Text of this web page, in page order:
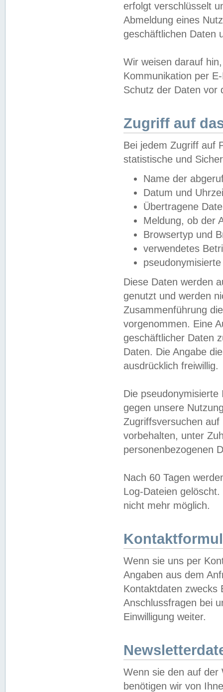
erfolgt verschlüsselt
Abmeldung eines
geschäftlichen Daten
Wir weisen darauf
Kommunikation per
Schutz der Daten vor
Zugriff auf
Bei jedem Zugriff auf
statistische und
Name der
Datum und
Übertragene
Meldung, ob der
Browsertyp und
verwendetes
Diese Daten werden
genutzt und werden
Zusammenführung
vorgenommen. Eine
geschäftlicher Daten
Daten. Die Angabe
ausdrücklich freiwillig.
Die
gegen unsere
Zugriffsversuchen
vorbehalten, unter
personenbezogenen
Nach 60 Tagen
Log-Dateien
nicht mehr möglich.
Wenn sie uns per
Angaben aus dem
Kontaktdaten zwecks
Anschlussfragen bei
Einwilligung weiter.
Wenn sie den auf der
benötigen wir von